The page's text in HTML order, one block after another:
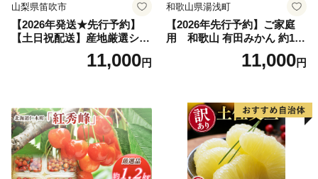
山梨県笛吹市
【2026年発送★先行予約】
【土日祝配送】産地厳選シャ
インマスカット1.2kg～1.3kg
（2房～3房）※沖縄・離島配
笛吹市 山梨県 フルーツ 果物
ぶどう 葡萄 大粒 シャインマ
スカット おすすめ シャイン
マスカット 贈答 ギフト 産地
笛吹市 シャインマスカット
笛吹 葡萄 国産 ぶどう 人気
11,000円
和歌山県湯浅町
【2026年先行予約】ご家庭
用 和歌山 有田みかん 約10k
g (2L、3Lサイズ)【湯浅町】
11,000円